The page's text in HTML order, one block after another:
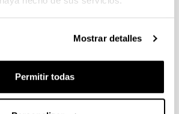
Mostrar detalles
Permitir todas
cerrado: 22/03/2023 - 14/04/2023 23:59